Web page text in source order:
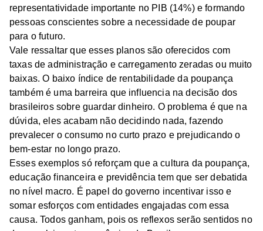
representatividade importante no PIB (14%) e formando
pessoas conscientes sobre a necessidade de poupar
para o futuro.
Vale ressaltar que esses planos são oferecidos com
taxas de administração e carregamento zeradas ou muito
baixas. O baixo índice de rentabilidade da poupança
também é uma barreira que influencia na decisão dos
brasileiros sobre guardar dinheiro. O problema é que na
dúvida, eles acabam não decidindo nada, fazendo
prevalecer o consumo no curto prazo e prejudicando o
bem-estar no longo prazo.
Esses exemplos só reforçam que a cultura da poupança,
educação financeira e previdência tem que ser debatida
no nível macro. É papel do governo incentivar isso e
somar esforços com entidades engajadas com essa
causa. Todos ganham, pois os reflexos serão sentidos no